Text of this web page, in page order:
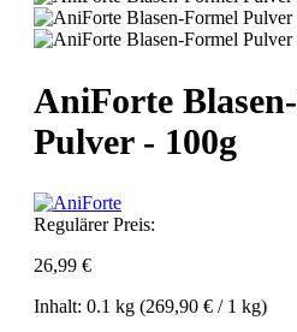
AniForte
Pulver - 100g
Regulärer Preis:
26,99 €
Inhalt: 0.1 kg (269,90 € / 1 kg)